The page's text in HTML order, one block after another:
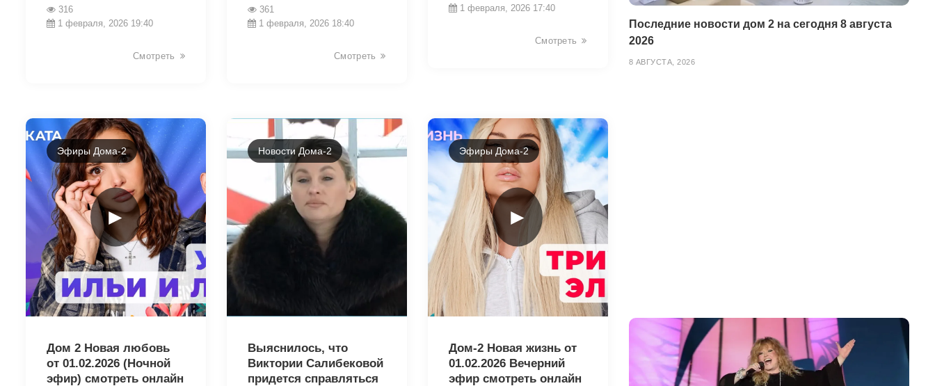
316
1 февраля, 2026 19:40
Смотреть
361
1 февраля, 2026 18:40
Смотреть
1 февраля, 2026 17:40
Смотреть
►
Эфиры Дома-2
Дом 2 Новая любовь
от 01.02.2026 (Ночной
эфир) смотреть онлайн
Новости Дома-2
Выяснилось, что
Виктории Салибековой
придется справляться
►
Эфиры Дома-2
Дом-2 Новая жизнь от
01.02.2026 Вечерний
эфир смотреть онлайн
Последние новости дом 2 на сегодня 8 августа
2026
8 АВГУСТА, 2026